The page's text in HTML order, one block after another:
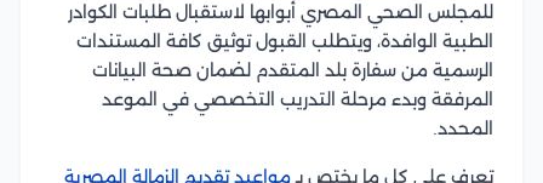
للمجلس الصحي المصري أبوابها لاستقبال طلبات الكوادر
الطبية الوافدة، ويتطلب القبول توثيق كافة المستندات
الرسمية من سفارة بلد المتقدم لضمان صحة البيانات
المرفقة وبدء مرحلة التدريب التخصصي في الموعد
المحدد.
تعرف على كل ما يختص بـمواعيد تقديم الزمالة المصرية